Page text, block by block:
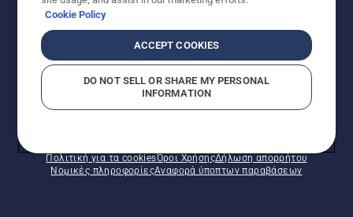
© Husqvarna AB (δημοσ.) Με την επιφύλαξη παντός
Πολιτική για τα cookiesΌροι ΧρήσηςΔήλωση απορρήτου
Νομικές πληροφορίεςΑναφορά ύποπτων παραβάσεων
Cookie Policy
ACCEPT COOKIES
DO NOT SELL OR SHARE MY PERSONAL
INFORMATION